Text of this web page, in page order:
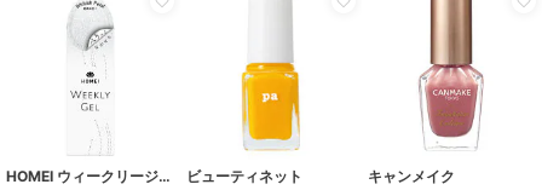
HOMEI ウィークリージェル ビューティネット キャンメイク